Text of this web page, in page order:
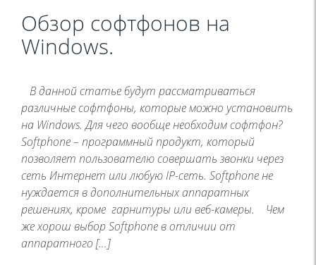
Обзор софтфонов на
Windows.
В данной статье будут рассматриваться
различные софтфоны, которые можно установить
на Windows. Для чего вообще необходим софтфон?
Softphone – программный продукт, который
позволяет пользователю совершать звонки через
сеть Интернет или любую IP-сеть. Softphone не
нуждается в дополнительных аппаратных
решениях, кроме гарнитуры или веб-камеры. Чем
же хорош выбор Softphone в отличии от
аппаратного […]